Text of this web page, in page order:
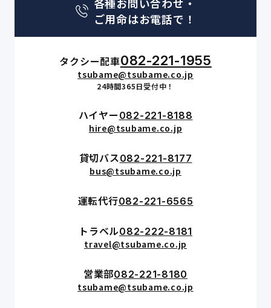
ご用命はお電話で！
タクシー配車082-221-1955
tsubame@tsubame.co.jp
24時間365日受付中！
ハイヤー 082-221-8188
hire@tsubame.co.jp
貸切バス082-221-8177
bus@tsubame.co.jp
運転代行082-221-6565
トラベル082-222-8181
travel@tsubame.co.jp
営業部082-221-8180
tsubame@tsubame.co.jp